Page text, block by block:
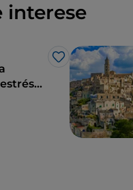
interese
Me gusta